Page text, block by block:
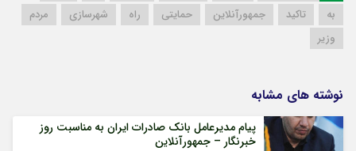
به
تاکید جمهورآنلاین حمایتی راه شهرسازی
مردم
وزیر
نوشته های مشابه
پیام مدیرعامل بانک صادرات ایران به مناسبت روز
خبرنگار – جمهورآنلاین